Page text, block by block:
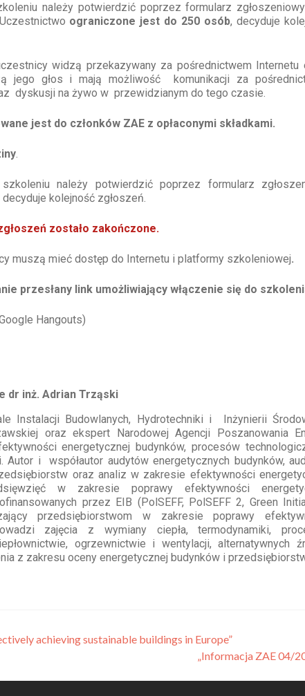
należy potwierdzić poprzez formularz
ograniczone jest do 250 osób, decyduje
widzą przekazywany za pośrednictwem Internetu
jego głos i mają możliwość komunikacji za
dyskusji na żywo w przewidzianym do tego czasie.
jest do członków ZAE z opłaconymi składkami.
.
należy potwierdzić poprzez formularz
decyduje kolejność zgłoszeń.
zostało zakończone.
muszą mieć dostęp do Internetu i platformy szkoleniowej.
przesłany link umożliwiający włączenie się do
Hangouts)
Trząski
Instalacji Budowlanych, Hydrotechniki i Inżynierii
oraz ekspert Narodowej Agencji Poszanowania
energetycznej budynków, procesów technologic
Autor i współautor audytów energetycznych budynków,
oraz analiz w zakresie efektywności
w zakresie poprawy efektywności
przez EIB (PolSEFF, PolSEFF 2, Green
przedsiębiorstwom w zakresie poprawy
zajęcia z wymiany ciepła, termodynamiki,
ogrzewnictwie i wentylacji, alternatywnych
z zakresu oceny energetycznej budynków i
achieving sustainable buildings in Europe”
„Informacja ZAE 04/